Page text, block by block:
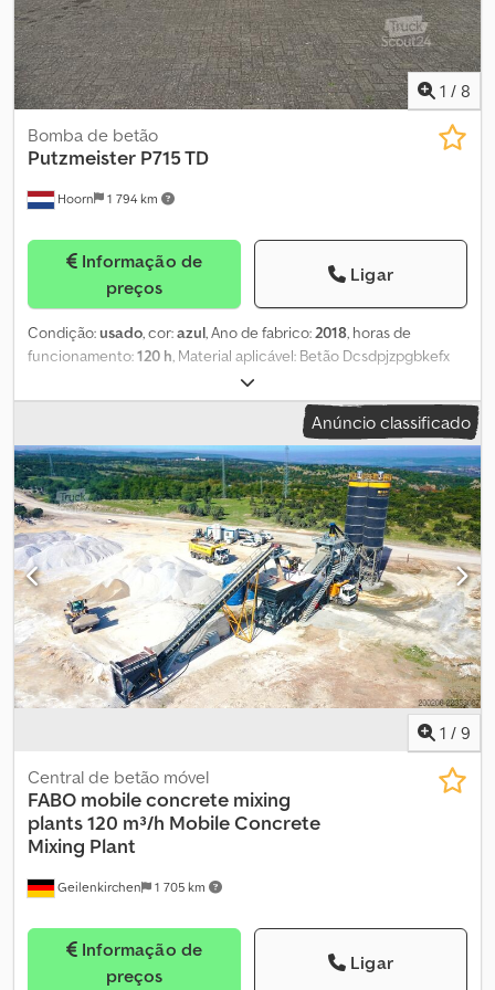
1 / 8
Hoorn 1 794 km
Bomba de betão
Putzmeister P715 TD
Informação de
preços
Ligar
Condição:usado, cor:azul, Ano de fabrico:2018, horas de
funcionamento:120 h, Material aplicável: Betão Dcsdpjzpgbkefx
Ablek Tipo de motor: Deutz D2011 L 03
Anúncio classificado
1 / 9
Geilenkirchen 1 705 km
Central de betão móvel
FABO mobile concrete mixing
plants120 m³/h Mobile Concrete
Mixing Plant
Informação de
preços
Ligar